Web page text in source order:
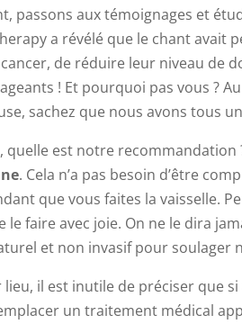
passons aux témoignages et
a révélé que le chant avait
de réduire leur niveau de
! Et pourquoi pas vous ?
sachez que nous avons tous
quelle est notre recommandation
. Cela n’a pas besoin d’être
que vous faites la vaisselle.
le faire avec joie. On ne le dira
et non invasif pour soulager
lieu, il est inutile de préciser que
un traitement médical